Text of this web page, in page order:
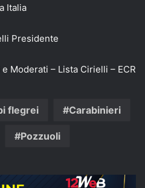
Italia
Presidente
Moderati – Lista Cirielli – ECR
flegrei Carabinieri
Pozzuoli